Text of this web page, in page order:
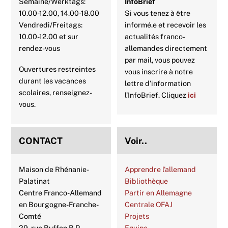
10.00-12.00, 14.00-18.00
Vendredi/Freitags:
10.00-12.00 et sur
rendez-vous
Ouvertures restreintes
durant les vacances
scolaires, renseignez-
vous.
Si vous tenez à être
informé.e et recevoir les
actualités franco-
allemandes directement
par mail, vous pouvez
vous inscrire à notre
lettre d’information
l’InfoBrief. Cliquezici
CONTACT
Maison de Rhénanie-
Palatinat
Centre Franco-Allemand
en Bourgogne-Franche-
Comté
Voir..
Apprendre l’allemand
Bibliothèque
Partir en Allemagne
Centrale OFAJ
Projets